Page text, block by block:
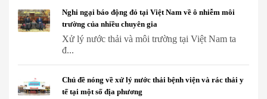
Nghi ngại báo động đỏ tại Việt Nam về ô nhiễm môi
trường của nhiều chuyên gia
Xử lý nước thải và môi trường tại Việt Nam ta
đ...
Chủ đề nóng về xử lý nước thải bệnh viện và rác thải y
tế tại một số địa phương